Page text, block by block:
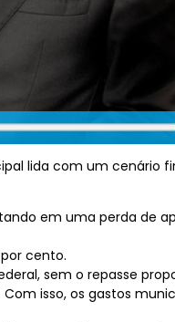
lida com um
em uma perda de
cento.
sem o repasse
isso, os gastos